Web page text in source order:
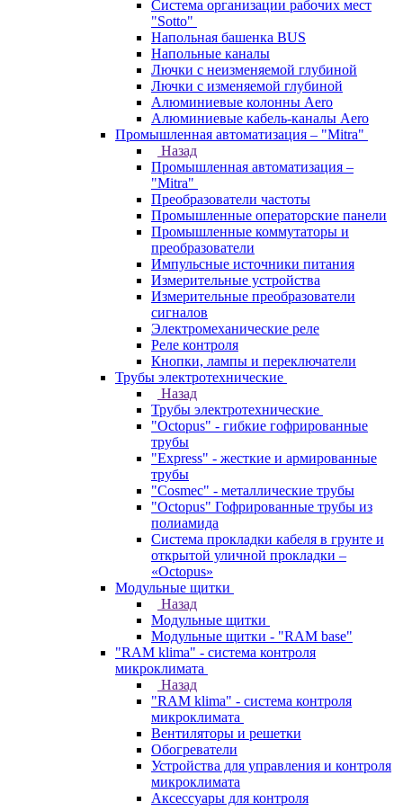
Система организации рабочих мест
"Sotto"
Напольная башенка BUS
Напольные каналы
Лючки с неизменяемой глубиной
Лючки с изменяемой глубиной
Алюминиевые колонны Aero
Алюминиевые кабель-каналы Aero
Промышленная автоматизация – "Mitra"
Назад
Промышленная автоматизация –
"Mitra"
Преобразователи частоты
Промышленные операторские панели
Промышленные коммутаторы и
преобразователи
Импульсные источники питания
Измерительные устройства
Измерительные преобразователи
сигналов
Электромеханические реле
Реле контроля
Кнопки, лампы и переключатели
Трубы электротехнические
Назад
Трубы электротехнические
"Octopus" - гибкие гофрированные
трубы
"Express" - жесткие и армированные
трубы
"Cosmec" - металлические трубы
"Octopus" Гофрированные трубы из
полиамида
Система прокладки кабеля в грунте и
открытой уличной прокладки –
«Octopus»
Модульные щитки
Назад
Модульные щитки
Модульные щитки - "RAM base"
"RAM klima" - система контроля
микроклимата
Назад
"RAM klima" - система контроля
микроклимата
Вентиляторы и решетки
Обогреватели
Устройства для управления и контроля
микроклимата
Аксессуары для контроля